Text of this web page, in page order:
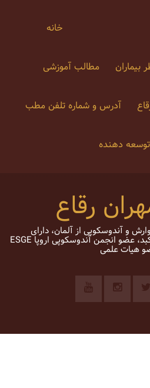
خانه
بیماران مطالب آموزشی
آدرس و شماره تلفن مطب
دهنده
رقاع
و آندوسکوپی از آلمان، دارای
بوردتخصصی بیماری داخلی و کبد، عضو انجمن آندوسکوپی اروپا ESGE
هیات علمی